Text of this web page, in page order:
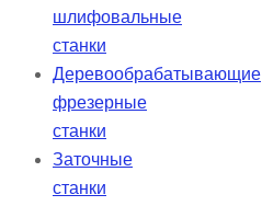
шлифовальные
станки
Деревообрабатывающие
фрезерные
станки
Заточные
станки